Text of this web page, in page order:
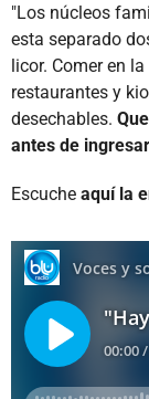
"Los núcleos
esta separado
licor. Comer en
restaurantes y
desechables.
antes de
Escuche aquí la